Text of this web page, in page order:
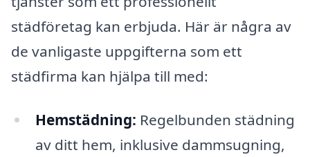
städföretag kan erbjuda. Här är några av
de vanligaste uppgifterna som ett
städfirma kan hjälpa till med:
Hemstädning: Regelbunden städning
av ditt hem, inklusive dammsugning,